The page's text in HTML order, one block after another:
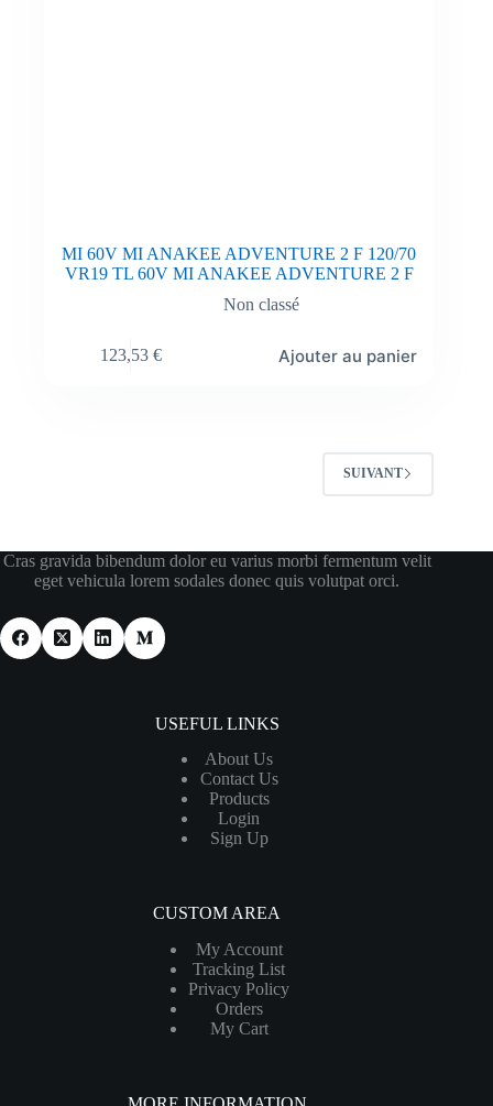
MI 60V MI ANAKEE ADVENTURE 2 F 120/70
VR19 TL 60V MI ANAKEE ADVENTURE 2 F
Non classé
123,53 € Ajouter au panier
SUIVANT
Cras gravida bibendum dolor eu varius morbi fermentum velit
eget vehicula lorem sodales donec quis volutpat orci.
USEFUL LINKS
About Us
Contact Us
Products
Login
Sign Up
CUSTOM AREA
My Account
Tracking List
Privacy Policy
Orders
My Cart